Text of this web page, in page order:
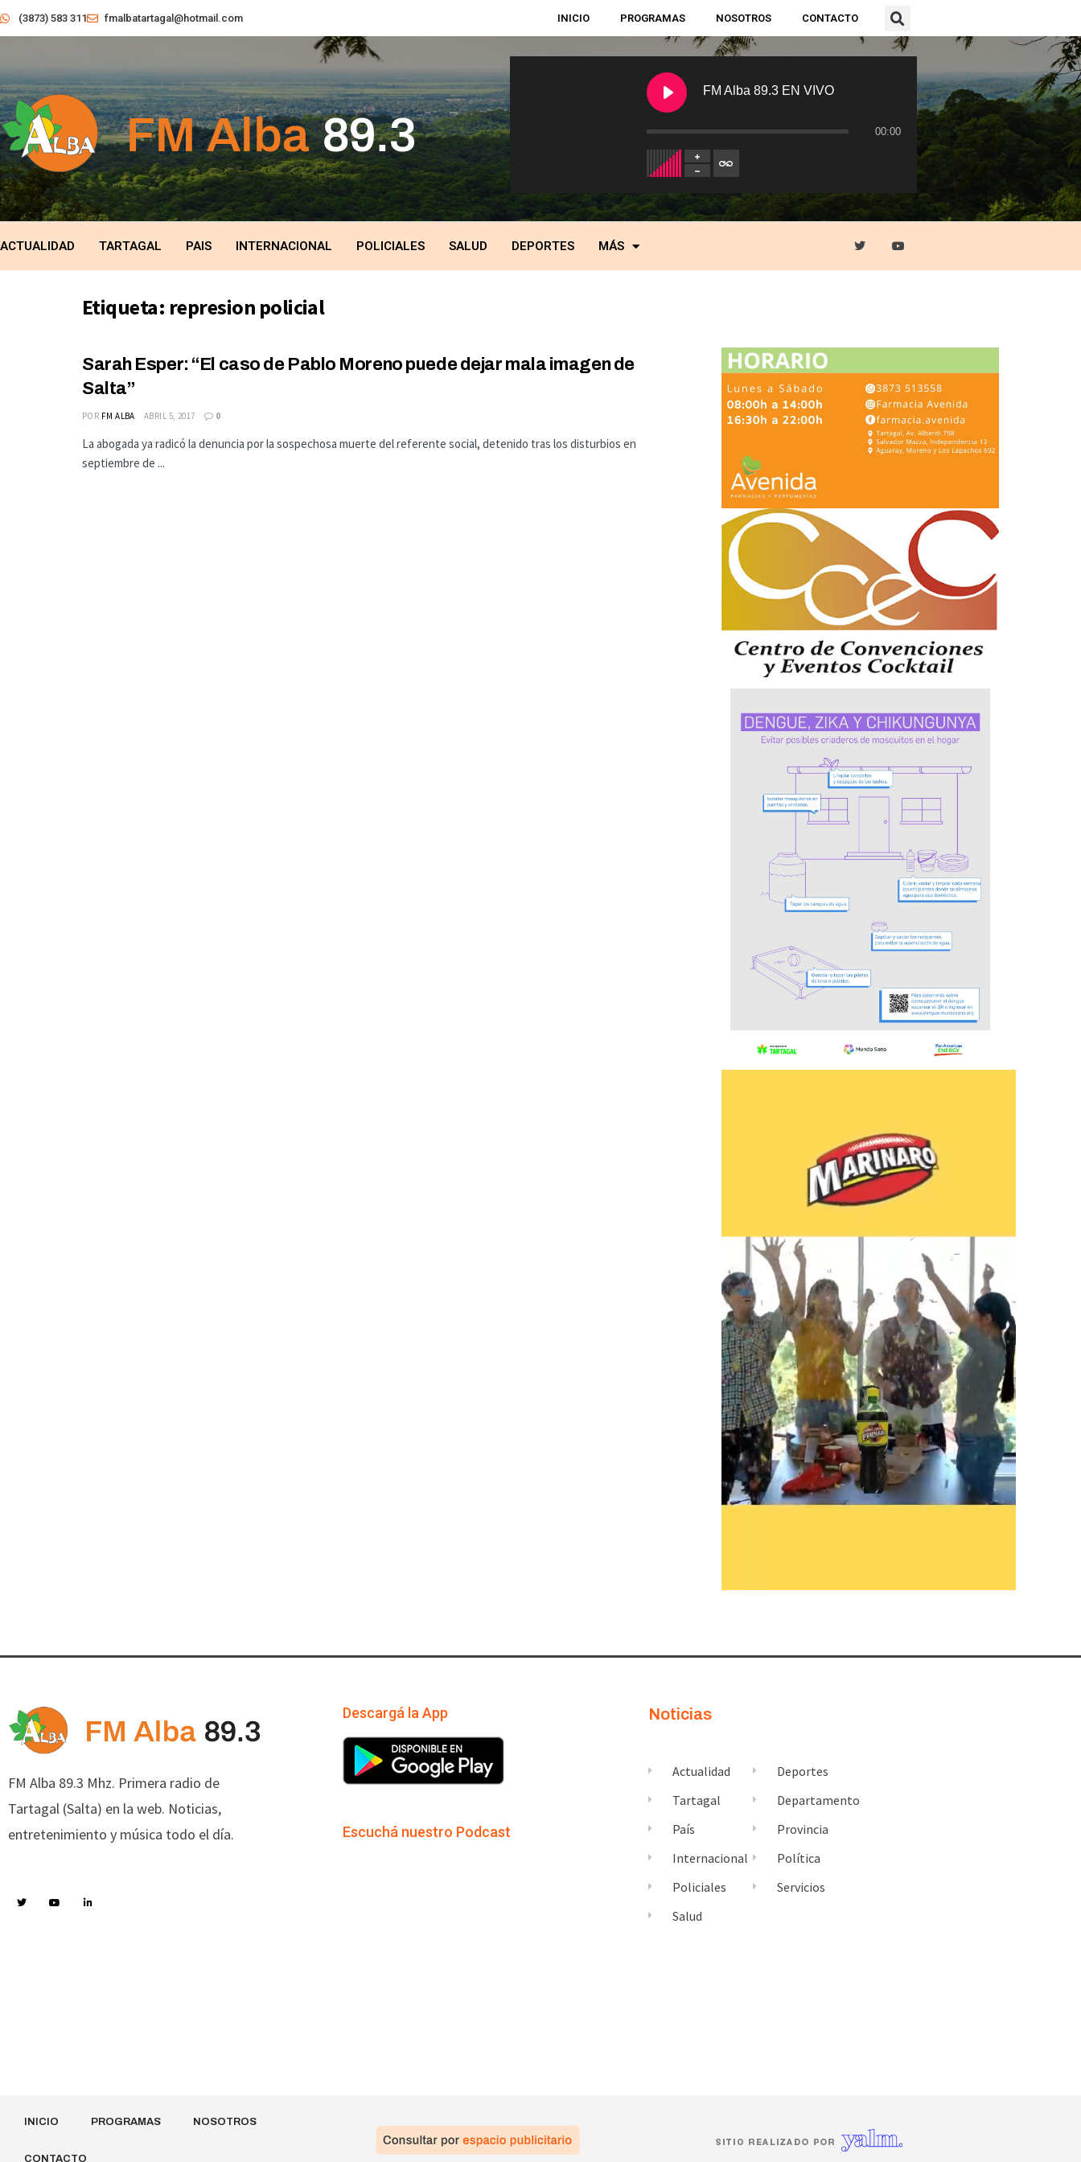
(3873) 583 311 fmalbatartagal@hotmail.com INICIO PROGRAMAS NOSOTROS CONTACTO
FM Alba 89.3 EN VIVO
00:00
ACTUALIDAD TARTAGAL PAIS INTERNACIONAL POLICIALES SALUD DEPORTES MÁS
Etiqueta: represion policial
Sarah Esper: “El caso de Pablo Moreno puede dejar mala imagen de
Salta”
POR FM ALBA ABRIL 5, 2017 0
La abogada ya radicó la denuncia por la sospechosa muerte del referente social, detenido tras los disturbios en
septiembre de ...
FM Alba 89.3 Mhz. Primera radio de
Tartagal (Salta) en la web. Noticias,
entretenimiento y música todo el día.
Descargá la App
Escuchá nuestro Podcast
Noticias
Actualidad
Tartagal
País
Internacional
Policiales
Salud
Deportes
Departamento
Provincia
Política
Servicios
INICIO PROGRAMAS NOSOTROS
CONTACTO